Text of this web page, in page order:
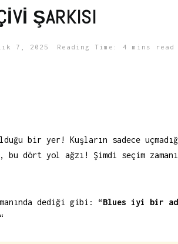
ŞARKISI
7, 2025 Reading Time: 4 mins read
bir yer! Kuşların sadece
bu dört yol ağzı! Şimdi seçim
dediği gibi: “Blues iyi bir
“